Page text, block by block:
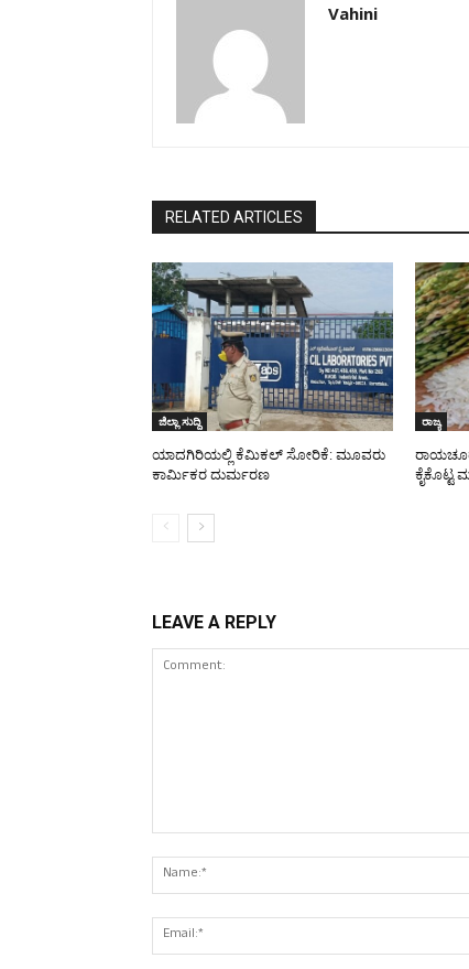
Vahini
RELATED ARTICLES
ಜಿಲ್ಲಾ ಸುದ್ದಿ
ಯಾದಗಿರಿಯಲ್ಲಿ ಕೆಮಿಕಲ್ ಸೋರಿಕೆ: ಮೂವರು
ಕಾರ್ಮಿಕರ ದುರ್ಮರಣ
ರಾಜ್ಯ
ಕೈಕೊಟ್ಟ
LEAVE A REPLY